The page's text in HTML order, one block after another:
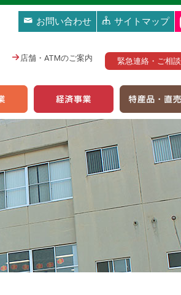
お問い合わせ サイトマップ
店舗・ATMのご案内 緊急連絡・ご相談